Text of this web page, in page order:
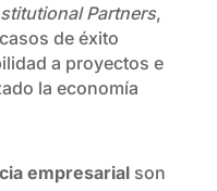
Partners,
de éxito
a proyectos e
la economía
empresarialson